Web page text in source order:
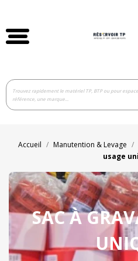
Accueil Manutention & Levage
usage
SAC À